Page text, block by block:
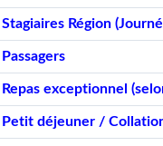
Stagiaires Région
Passagers
Repas exceptionnel
Petit déjeuner /